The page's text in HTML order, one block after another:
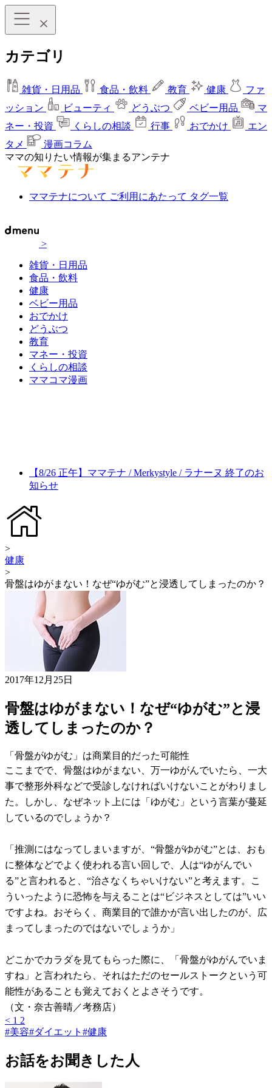
カテゴリ
雑貨・日用品 食品・飲料 教育 健康
ファ
ッション
ビューティ どうぶつ ベビー用品
マ
ネー・投資
くらしの相談 行事 おでかけ
エン
タメ
漫画コラム
ママの知りたい情報が集まるアンテナ
ママテナについて ご利用にあたって タグ一覧
>
雑貨・日用品
食品・飲料
健康
ベビー用品
おでかけ
どうぶつ
教育
マネー・投資
くらしの相談
ママコマ漫画
【8/26 正午】ママテナ / Merkystyle / ラナーヌ 終了のお
知らせ
>
健康
>
骨盤はゆがまない！なぜ“ゆがむ”と浸透してしまったのか？
2017年12月25日
骨盤はゆがまない！なぜ“ゆがむ”と浸
透してしまったのか？
「骨盤がゆがむ」は商業目的だった可能性
ここまでで、骨盤はゆがまない、万一ゆがんでいたら、一大
事で整形外科などで受診しなければいけないことがわりまし
た。しかし、なぜネット上には「ゆがむ」という言葉が蔓延
しているのでしょうか？
「推測にはなってしまいますが、“骨盤がゆがむ”とは、おも
に整体などでよく使われる言い回しで、人は“ゆがんでい
る”と言われると、“治さなくちゃいけない”と考えます。こ
ういったように恐怖を与えることは“ビジネスとしては”いい
ですよね。おそらく、商業目的で誰かが言い出したのが、広
まってしまったのではないでしょうか」
どこかでカラダを見てもらった際に、「骨盤がゆがんでいま
すね」と言われたら、それはただのセールストークという可
能性があることも覚えておくとよさそうです。
（文・奈古善晴／考務店）
< 1 2
#美容#ダイエット #健康
お話をお聞きした人